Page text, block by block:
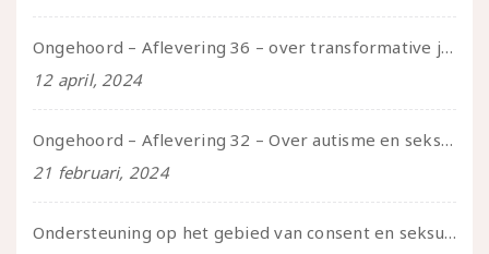
Ongehoord – Aflevering 36 – over transformative justice – in gesprek met Ella en carson
12 april, 2024
Ongehoord – Aflevering 32 – Over autisme en seksualiteit – in gesprek met Roos Reijbroek
21 februari, 2024
Ondersteuning op het gebied van consent en seksualiteit